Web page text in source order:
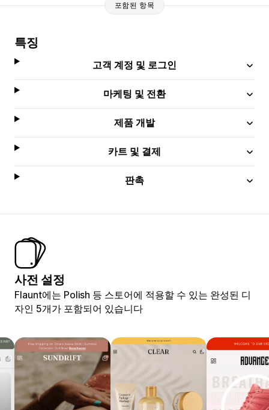
포함된 항목
특징
고객 계정 및 로그인
마케팅 및 전환
제품 개발
카트 및 결제
판촉
사전 설정
Flaunt에는 Polish 등 스토어에 적용할 수 있는 완성된 디
자인 5개가 포함되어 있습니다